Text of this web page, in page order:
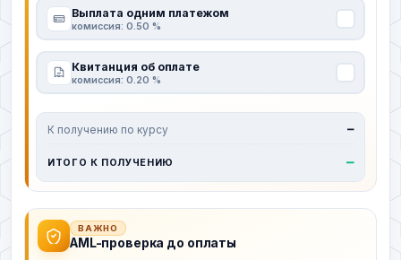
Выплата одним платежом
комиссия: 0.50 %
Квитанция об оплате
комиссия: 0.20 %
К получению по курсу —
ИТОГО К ПОЛУЧЕНИЮ —
ВАЖНО
AML-проверка до оплаты